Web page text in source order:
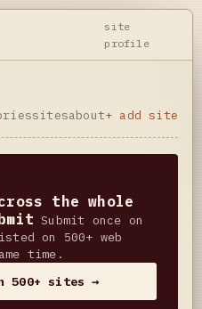
site
profile
sitesabout+ add site
the whole
Submit once on
on 500+ web
time.
500+ sites →